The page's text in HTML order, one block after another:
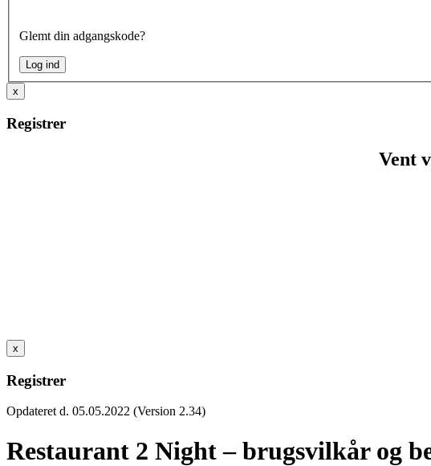
Glemt din adgangskode?
x
Registrer
Vent
x
Registrer
Opdateret d. 05.05.2022 (Version 2.34)
Restaurant 2 Night – brugsvilkår og